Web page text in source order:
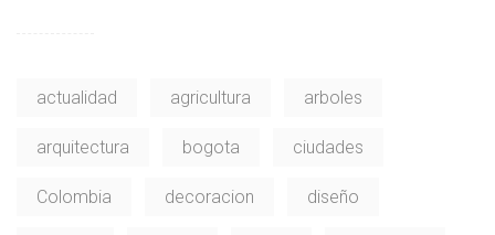
actualidad agricultura arboles
arquitectura bogota ciudades
Colombia decoracion diseño